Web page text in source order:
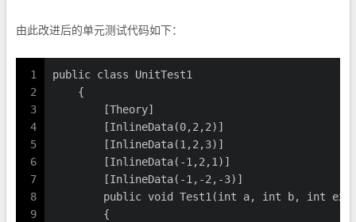
由此改进后的单元测试代码如下：
1
2
3
4
5
6
7
8
9
public class UnitTest1
    {
        [Theory]
        [InlineData(0,2,2)]
        [InlineData(1,2,3)]
        [InlineData(-1,2,1)]
        [InlineData(-1,-2,-3)]
public void Test1(int a, int b, int
        {